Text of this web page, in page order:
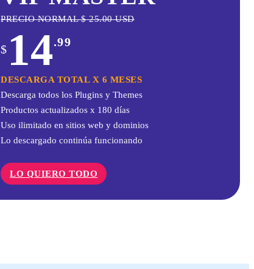
PRECIO NORMAL$25.00USD
$ 14.99
DESCARGA TOTAL X 6 MESES
Descarga todos los Plugins y Themes
Productos actualizados x 180 días
Uso ilimitado en sitios web y dominios
Lo descargado continúa funcionando
LO QUIERO TODO